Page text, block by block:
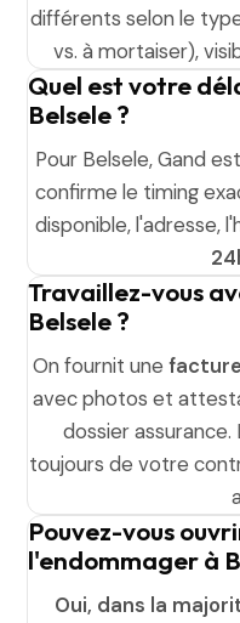
différents selon le
vs. à mortaiser),
Quel est votre
Belsele ?
Pour Belsele, Gand
confirme le timing
disponible, l'adresse,
Travaillez-vous
Belsele ?
On fournit une
avec photos et
dossier
toujours de votre
Pouvez-vous
l'endommager à
Oui, dans la